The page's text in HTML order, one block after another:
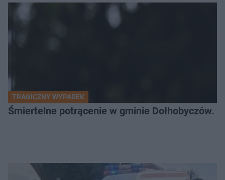
TRAGICZNY WYPADEK
Śmiertelne potrącenie w gminie Dołhobyczów.